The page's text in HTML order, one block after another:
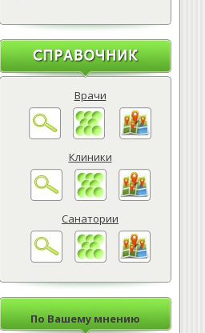
Врачи
Клиники
Санатории
По Вашему мнению